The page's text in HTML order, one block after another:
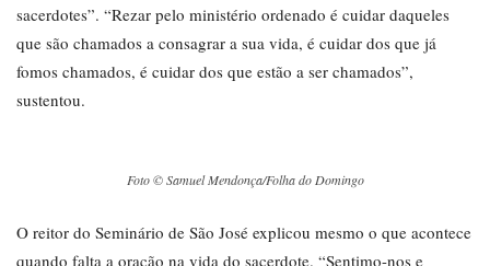
sacerdotes”. “Rezar pelo ministério ordenado é cuidar daqueles
que são chamados a consagrar a sua vida, é cuidar dos que já
fomos chamados, é cuidar dos que estão a ser chamados”,
sustentou.
Foto © Samuel Mendonça/Folha do Domingo
O reitor do Seminário de São José explicou mesmo o que acontece
quando falta a oração na vida do sacerdote. “Sentimo-nos e